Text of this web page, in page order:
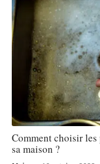
Comment choisir
sa maison ?